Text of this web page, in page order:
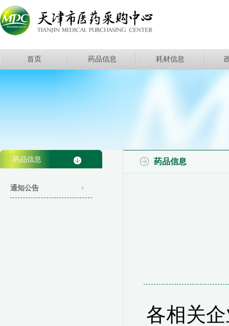
首页 药品信息 耗材信息
药品信息
通知公告
药品信息
各相关